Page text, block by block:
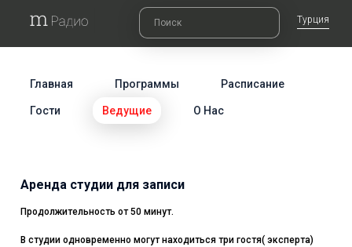
Турция
Главная Программы Расписание
Гости Ведущие О Нас
Аренда студии для записи
Продолжительность от 50 минут.
В студии одновременно могут находиться три гостя( эксперта)